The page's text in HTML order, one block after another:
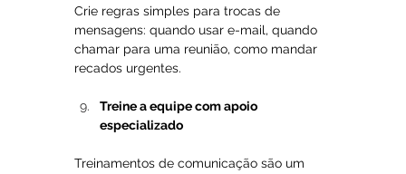
Crie regras simples para trocas de
mensagens: quando usar e-mail, quando
chamar para uma reunião, como mandar
recados urgentes.
Treine a equipe com apoio
especializado
Treinamentos de comunicação são um